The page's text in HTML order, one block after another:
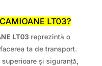
LT03?
LT03reprezintă o
ta de transport.
și siguranță,